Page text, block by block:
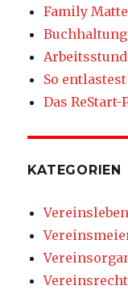
Family
So
Das
KATEGORIEN
Vereinsleben
Vereinsrecht